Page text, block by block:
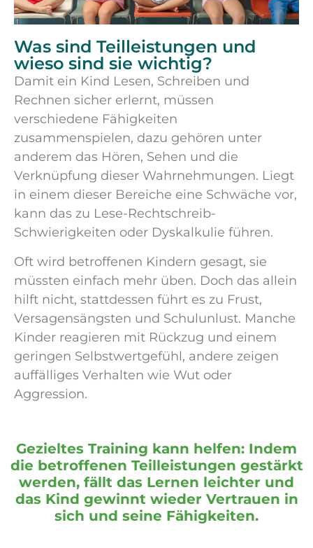
Was sind Teilleistungen und
wieso sind sie wichtig?
Damit ein Kind Lesen, Schreiben und
Rechnen sicher erlernt, müssen
verschiedene Fähigkeiten
zusammenspielen, dazu gehören unter
anderem das Hören, Sehen und die
Verknüpfung dieser Wahrnehmungen. Liegt
in einem dieser Bereiche eine Schwäche vor,
kann das zu Lese-Rechtschreib-
Schwierigkeiten oder Dyskalkulie führen.
Oft wird betroffenen Kindern gesagt, sie
müssten einfach mehr üben. Doch das allein
hilft nicht, stattdessen führt es zu Frust,
Versagensängsten und Schulunlust. Manche
Kinder reagieren mit Rückzug und einem
geringen Selbstwertgefühl, andere zeigen
auffälliges Verhalten wie Wut oder
Aggression.
Gezieltes Training kann helfen: Indem
die betroffenen Teilleistungen gestärkt
werden, fällt das Lernen leichter und
das Kind gewinnt wieder Vertrauen in
sich und seine Fähigkeiten.